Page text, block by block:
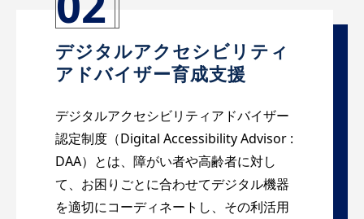
デジタルアクセシビリティ
アドバイザー育成支援
デジタルアクセシビリティアドバイザー
認定制度（Digital Accessibility Advisor :
DAA）とは、障がい者や高齢者に対し
て、お困りごとに合わせてデジタル機器
を適切にコーディネートし、その利活用